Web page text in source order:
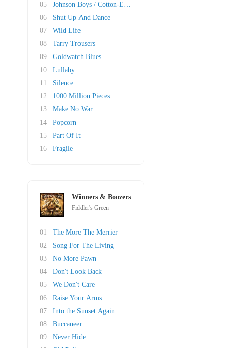
05
Johnson Boys / Cotton-Eyed Joe
06
Shut Up And Dance
07
Wild Life
08
Tarry Trousers
09
Goldwatch Blues
10
Lullaby
11
Silence
12
1000 Million Pieces
13
Make No War
14
Popcorn
15
Part Of It
16
Fragile
Winners & Boozers
Fiddler's Green
01
The More The Merrier
02
Song For The Living
03
No More Pawn
04
Don't Look Back
05
We Don't Care
06
Raise Your Arms
07
Into the Sunset Again
08
Buccaneer
09
Never Hide